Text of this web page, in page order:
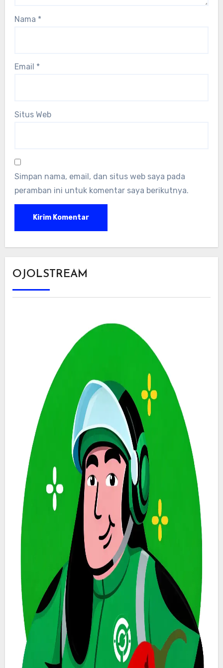
Nama *
Email *
Situs Web
Simpan nama, email, dan situs web saya pada
peramban ini untuk komentar saya berikutnya.
OJOLSTREAM